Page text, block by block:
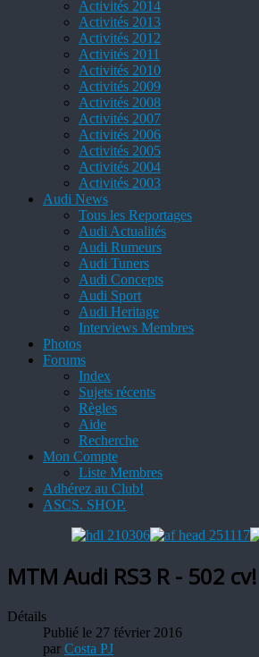
Activités 2014
Activités 2013
Activités 2012
Activités 2011
Activités 2010
Activités 2009
Activités 2008
Activités 2007
Activités 2006
Activités 2005
Activités 2004
Activités 2003
Audi News
Tous les Reportages
Audi Actualités
Audi Rumeurs
Audi Tuners
Audi Concepts
Audi Sport
Audi Heritage
Interviews Membres
Photos
Forums
Index
Sujets récents
Règles
Aide
Recherche
Mon Compte
Liste Membres
Adhérez au Club!
ASCS. SHOP.
MTM Audi RS3 R - 502 cv!
Détails
Publié le 27 février 2016
par Costa PJ